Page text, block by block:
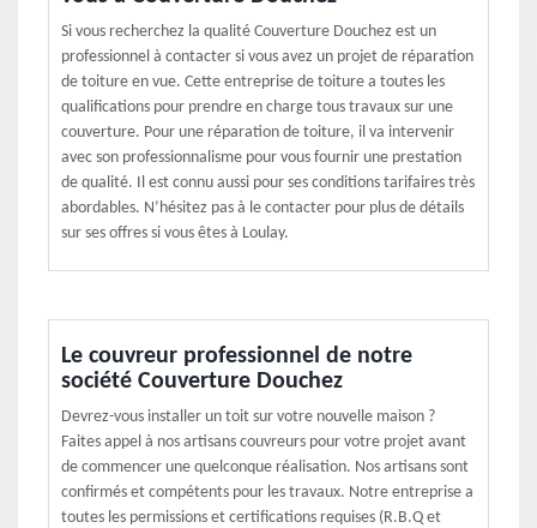
Si vous recherchez la qualité Couverture Douchez est un
professionnel à contacter si vous avez un projet de réparation
de toiture en vue. Cette entreprise de toiture a toutes les
qualifications pour prendre en charge tous travaux sur une
couverture. Pour une réparation de toiture, il va intervenir
avec son professionnalisme pour vous fournir une prestation
de qualité. Il est connu aussi pour ses conditions tarifaires très
abordables. N’hésitez pas à le contacter pour plus de détails
sur ses offres si vous êtes à Loulay.
Le couvreur professionnel de notre
société Couverture Douchez
Devrez-vous installer un toit sur votre nouvelle maison ?
Faites appel à nos artisans couvreurs pour votre projet avant
de commencer une quelconque réalisation. Nos artisans sont
confirmés et compétents pour les travaux. Notre entreprise a
toutes les permissions et certifications requises (R.B.Q et